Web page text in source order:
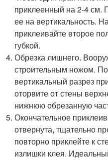
приклеенный на 2-4 см.
ее на вертикальность.
приклеивайте второе
губкой.
Обрезка лишнего.
строительным ножом.
вертикальный разрез
оторвите от стены
нижнюю обрезанную
Окончательное
отвернута, тщательно
повторно приклейте к
излишки клея.